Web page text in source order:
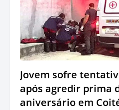
Jovem sofre
após agredir prima
aniversário em